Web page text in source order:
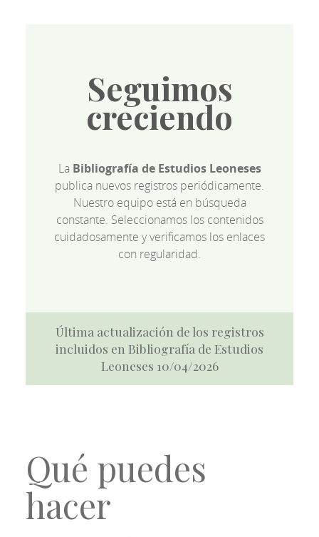
Seguimos
creciendo
La Bibliografía de Estudios Leoneses
publica nuevos registros periódicamente.
Nuestro equipo está en búsqueda
constante. Seleccionamos los contenidos
cuidadosamente y verificamos los enlaces
con regularidad.
Última actualización de los registros
incluidos en Bibliografía de Estudios
Leoneses 10/04/2026
Qué puedes
hacer